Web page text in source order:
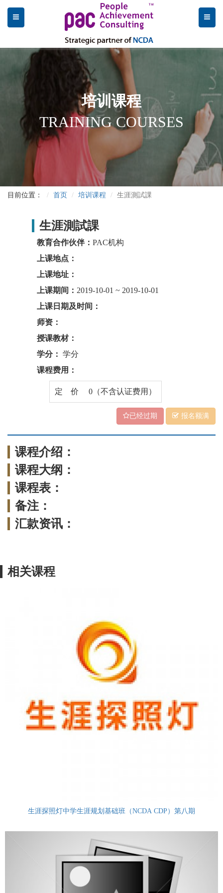
培训课程
TRAINING COURSES
目前位置： 首页 培训课程 生涯測試課
生涯測試課
教育合作伙伴： PAC机构
上课地点：
上课地址：
上课期间： 2019-10-01 ~ 2019-10-01
上课日期及时间：
师资：
授课教材：
学分： 学分
课程费用：
定 价 0（不含认证费用）
已经过期 报名额满
课程介绍：
课程大纲：
课程表：
备注：
汇款资讯：
相关课程
生涯探照灯中学生涯规划基础班（NCDA CDP）第八期